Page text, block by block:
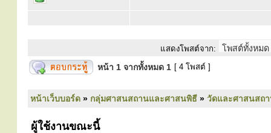
แสดงโพสต์จาก:
หน้า 1 จากทั้งหมด 1 [ 4 โพสต์ ]
หน้าเว็บบอร์ด » กลุ่มศาสนสถานและศาสนพิธี » วัดและศาสนสถ
ผู้ใช้งานขณะนี้